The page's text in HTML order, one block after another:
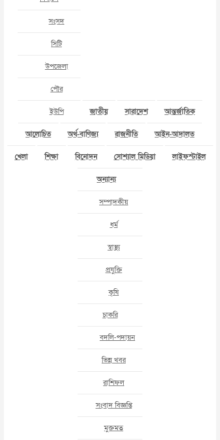
সংসদ
সিটি
উপজেলা
পৌর
ইউপি জাতীয় সারাদেশ আন্তর্জাতিক
আলোচিত অর্থ-বাণিজ্য রাজনীতি আইন-আদালত
খেলা শিক্ষা বিনোদন সোশ্যাল মিডিয়া লাইফস্টাইল
অন্যান্য
সম্পাদকীয়
ধর্ম
স্বাস্থ্য
প্রযুক্তি
কৃষি
চাকরি
বদলি-পদায়ন
ভিন্ন খবর
রাশিফল
সংবাদ বিজ্ঞপ্তি
মুক্তমত